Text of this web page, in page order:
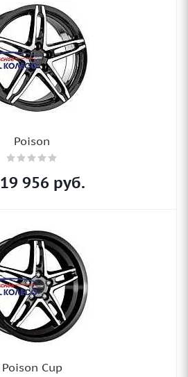
Poison
19 956 руб.
Poison Cup